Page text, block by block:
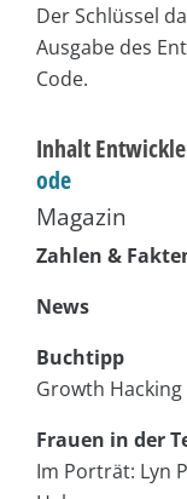
Der Schlüssel
Ausgabe des
Code.
Inhalt
ode
Magazin
Zahlen &
News
Buchtipp
Growth Hacking
Frauen in der
Im Porträt: Lyn